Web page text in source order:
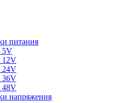
питания
5V
12V
24V
36V
48V
напряжения